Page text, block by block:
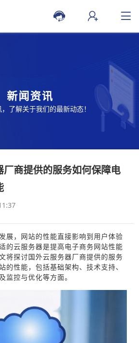
新闻资讯
了解关于我们的最新动态！
商提供的服务如何保障电
展，网站的性能直接影响到用户体验
的云服务器是提高电子商务网站性能
将探讨国外云服务器厂商提供的服务
的性能，包括基础架构、技术支持、
监控与优化等方面。